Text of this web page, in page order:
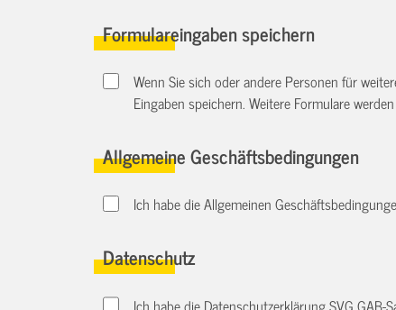
Formulareingaben speichern
Wenn Sie sich oder andere Personen für
Eingaben speichern. Weitere Formulare
Allgemeine Geschäftsbedingungen
Ich habe die Allgemeinen
Datenschutz
Ich habe die Datenschutzerklärung SVG